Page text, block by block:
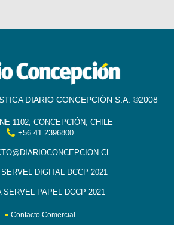
DIARIO CONCEPCIÓN S.A. ©2008
1102, CONCEPCIÓN, CHILE
+56 41 2396800
SERVEL DIGITAL DCCP 2021
SERVEL PAPEL DCCP 2021
Contacto Comercial